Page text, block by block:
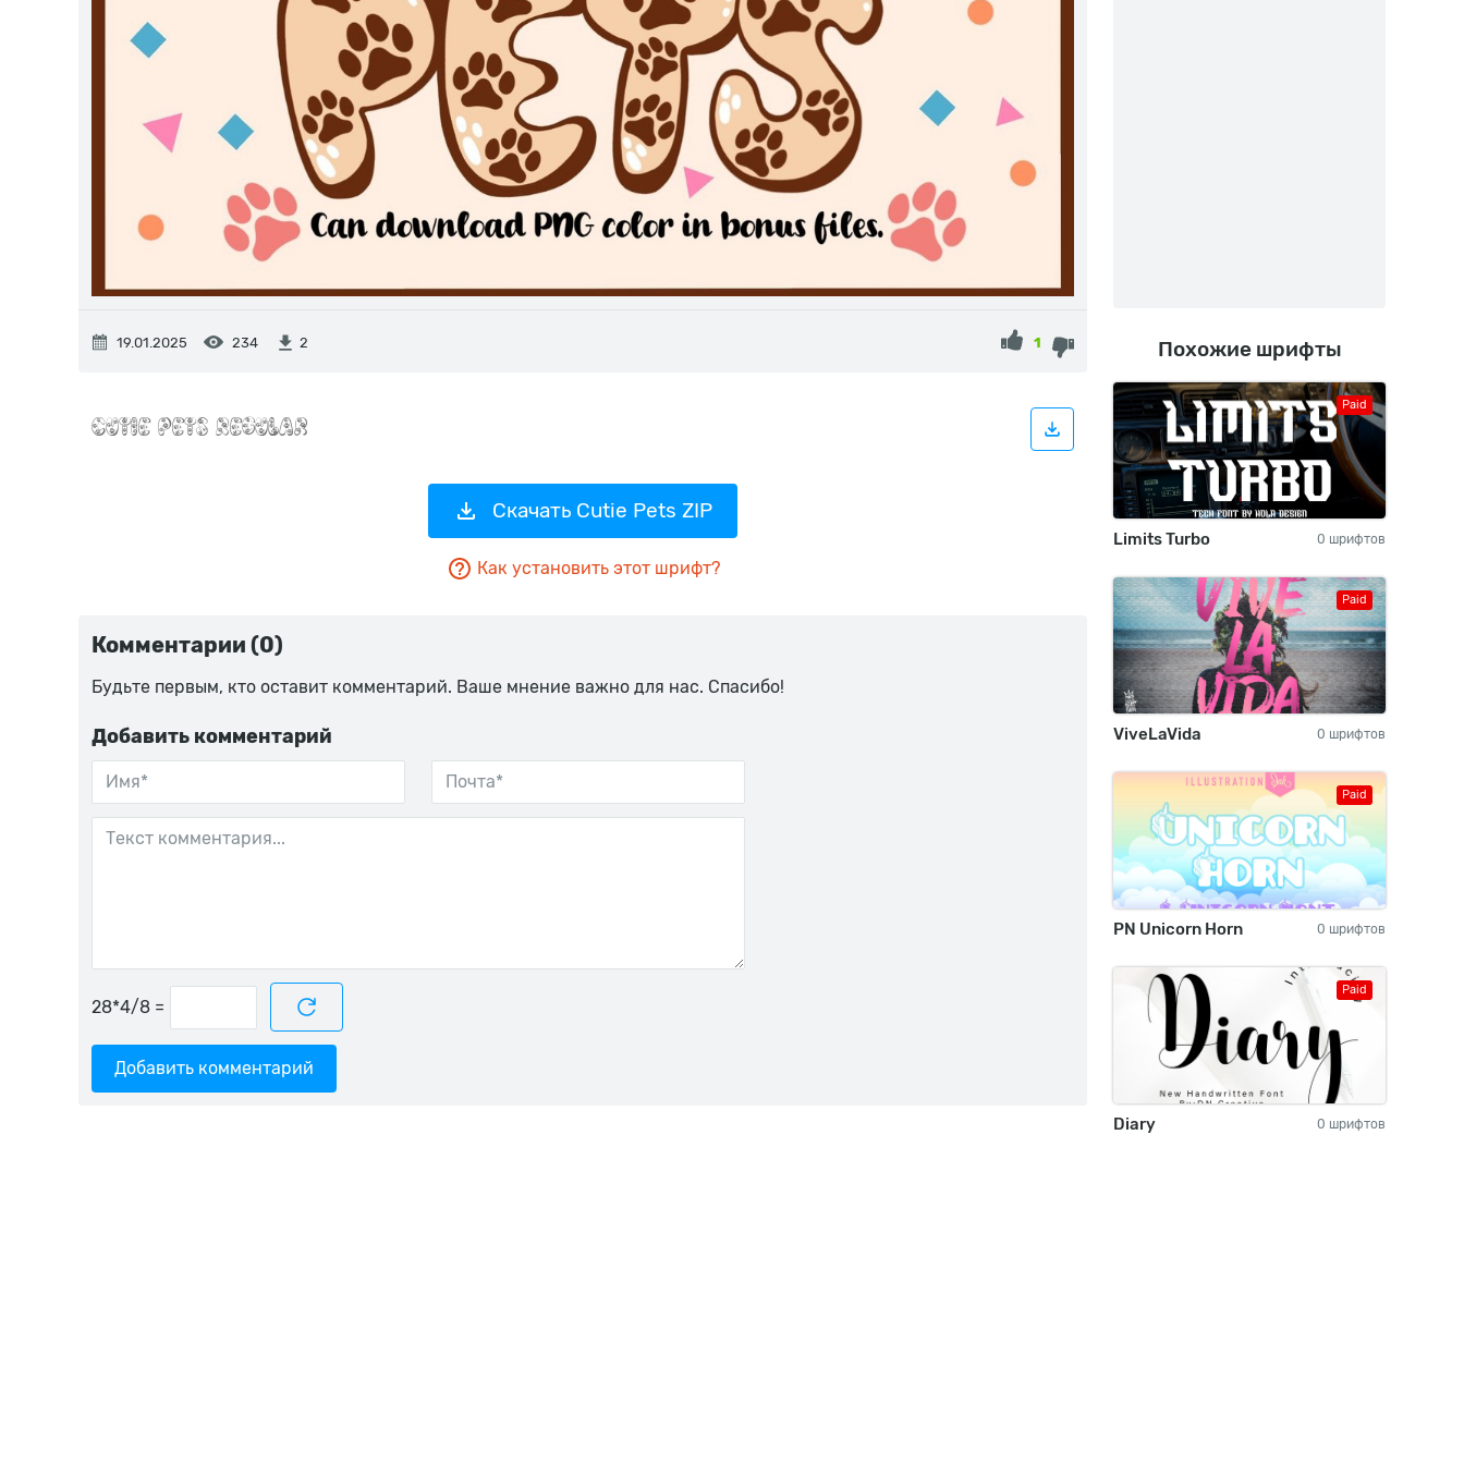
19.01.2025 234 2 1
Скачать Cutie Pets ZIP
Как установить этот шрифт?
Комментарии (0)
Будьте первым, кто оставит комментарий. Ваше мнение важно для нас. Спасибо!
Добавить комментарий
=
Добавить комментарий
Похожие шрифты
Paid
Limits Turbo 0 шрифтов
Paid
ViveLaVida 0 шрифтов
Paid
PN Unicorn Horn 0 шрифтов
Paid
Diary 0 шрифтов